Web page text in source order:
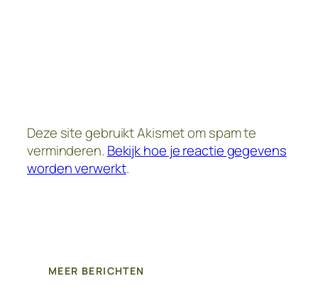
Deze site gebruikt Akismet om spam te
verminderen. Bekijk hoe je reactie gegevens
worden verwerkt.
MEER BERICHTEN